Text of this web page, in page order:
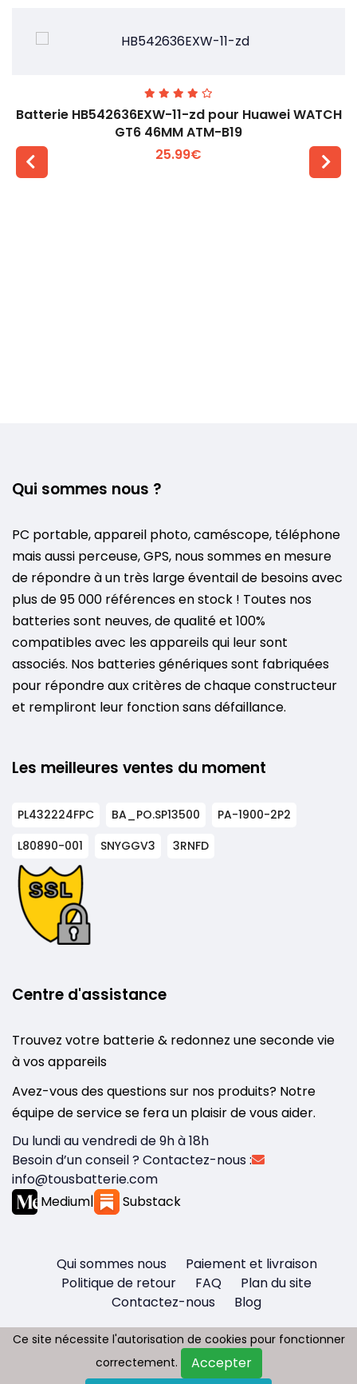
Batterie HB542636EXW-11-zd pour Huawei WATCH
GT6 46MM ATM-B19
25.99€
Qui sommes nous ?
PC portable, appareil photo, caméscope, téléphone
mais aussi perceuse, GPS, nous sommes en mesure
de répondre à un très large éventail de besoins avec
plus de 95 000 références en stock ! Toutes nos
batteries sont neuves, de qualité et 100%
compatibles avec les appareils qui leur sont
associés. Nos batteries génériques sont fabriquées
pour répondre aux critères de chaque constructeur
et rempliront leur fonction sans défaillance.
Les meilleures ventes du moment
PL432224FPC BA_PO.SP13500
PA-1900-2P2
L80890-001
SNYGGV3 3RNFD
Centre d'assistance
Trouvez votre batterie & redonnez une seconde vie
à vos appareils
Avez-vous des questions sur nos produits? Notre
équipe de service se fera un plaisir de vous aider.
Du lundi au vendredi de 9h à 18h
Besoin d’un conseil ? Contactez-nous :
info@tousbatterie.com
Medium| Substack
Qui sommes nous
Paiement et livraison
Politique de retour
FAQ
Plan du site
Contactez-nous
Blog
Copyright © 2026 - Tous droit réservés
Ce site nécessite l'autorisation de cookies pour fonctionner
correctement.
Accepter
Ce site nécessite l'autorisation de cookies pour fonctionner
correctement.
Accepter